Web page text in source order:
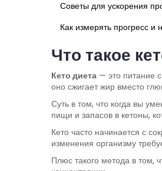
Советы для ускорения
Как измерять прогресс и
Что такое
Кето диета — это питание
оно сжигает жир вместо
Суть в том, что когда вы
пищи и запасов в кетоны,
Кето часто начинается с
изменения организму
Плюс такого метода в том,